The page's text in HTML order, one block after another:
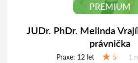
PREMIUM
JUDr. PhDr. Melinda
právnička
Praxe: 12 let 5 1